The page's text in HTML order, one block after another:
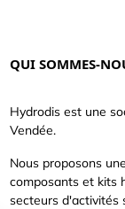
QUI SOMMES-
Hydrodis est une
Vendée.
Nous proposons
composants et kits
secteurs d'activités